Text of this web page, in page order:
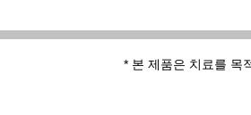
* 본 제품은 치료를 목